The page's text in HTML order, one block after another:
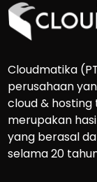
Cloudmatika
perusahaan
cloud & hosting
merupakan
yang berasal
selama 20